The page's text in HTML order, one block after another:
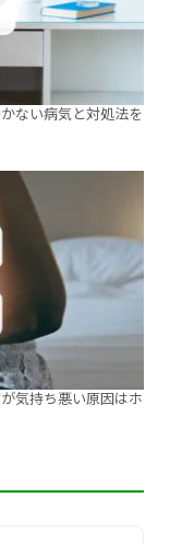
ない病気と対処法を
気持ち悪い原因はホ